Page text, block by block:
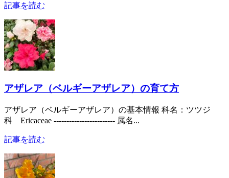
記事を読む
アザレア（ベルギーアザレア）の育て方
アザレア（ベルギーアザレア）の基本情報 科名：ツツジ
科 Ericaceae ------------------------ 属名...
記事を読む